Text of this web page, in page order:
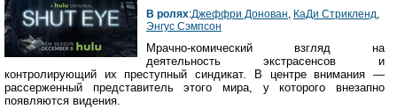
В ролях:Джеффри Донован КаДи Стрикленд
Энгус Сэмпсон
Мрачно-комический взгляд на
деятельность экстрасенсов и
контролирующий их преступный синдикат. В центре внимания —
рассерженный представитель этого мира, у которого внезапно
появляются видения.